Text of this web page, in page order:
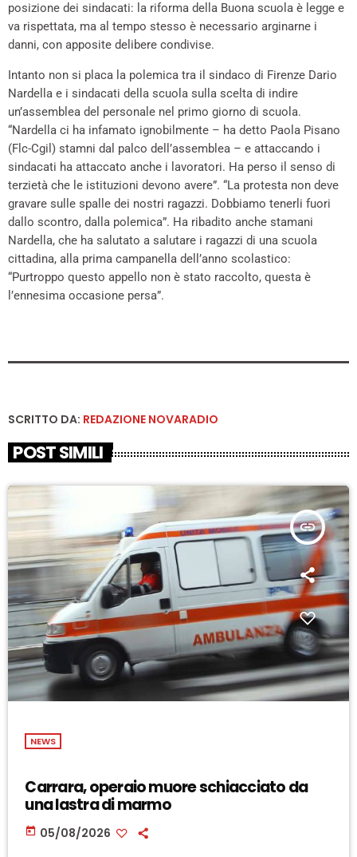
posizione dei sindacati: la riforma della Buona scuola è legge e
va rispettata, ma al tempo stesso è necessario arginarne i
danni, con apposite delibere condivise.
Intanto non si placa la polemica tra il sindaco di Firenze Dario
Nardella e i sindacati della scuola sulla scelta di indire
un’assemblea del personale nel primo giorno di scuola.
“Nardella ci ha infamato ignobilmente – ha detto Paola Pisano
(Flc-Cgil) stamni dal palco dell’assemblea – e attaccando i
sindacati ha attaccato anche i lavoratori. Ha perso il senso di
terzietà che le istituzioni devono avere”. “La protesta non deve
gravare sulle spalle dei nostri ragazzi. Dobbiamo tenerli fuori
dallo scontro, dalla polemica”. Ha ribadito anche stamani
Nardella, che ha salutato a salutare i ragazzi di una scuola
cittadina, alla prima campanella dell’anno scolastico:
“Purtroppo questo appello non è stato raccolto, questa è
l’ennesima occasione persa”.
SCRITTO DA: REDAZIONE NOVARADIO
POST SIMILI
insert_link
NEWS
Carrara, operaio muore schiacciato da
una lastra di marmo
today 05/08/2026